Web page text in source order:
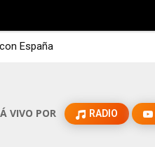
España
VIVO POR RADIO